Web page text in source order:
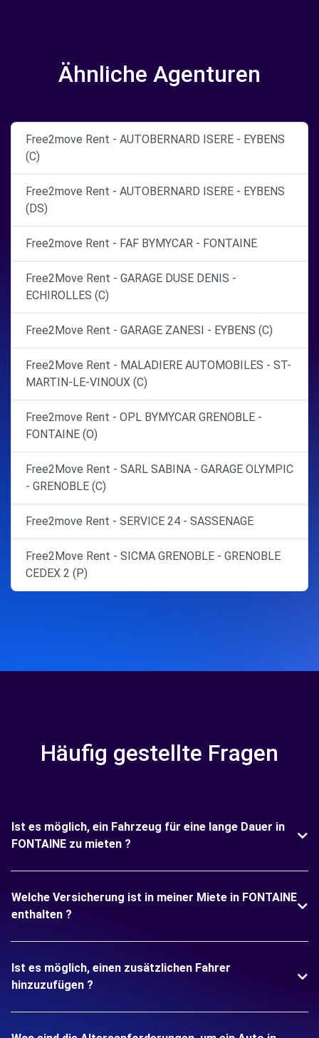
Ähnliche Agenturen
Free2move Rent - AUTOBERNARD ISERE - EYBENS
(C)
Free2move Rent - AUTOBERNARD ISERE - EYBENS
(DS)
Free2move Rent - FAF BYMYCAR - FONTAINE
Free2Move Rent - GARAGE DUSE DENIS -
ECHIROLLES (C)
Free2Move Rent - GARAGE ZANESI - EYBENS (C)
Free2Move Rent - MALADIERE AUTOMOBILES - ST-
MARTIN-LE-VINOUX (C)
Free2move Rent - OPL BYMYCAR GRENOBLE -
FONTAINE (O)
Free2Move Rent - SARL SABINA - GARAGE OLYMPIC
- GRENOBLE (C)
Free2move Rent - SERVICE 24 - SASSENAGE
Free2Move Rent - SICMA GRENOBLE - GRENOBLE
CEDEX 2 (P)
Häufig gestellte Fragen
Ist es möglich, ein Fahrzeug für eine lange Dauer in
FONTAINE zu mieten ?
Welche Versicherung ist in meiner Miete in FONTAINE
enthalten ?
Ist es möglich, einen zusätzlichen Fahrer
hinzuzufügen ?